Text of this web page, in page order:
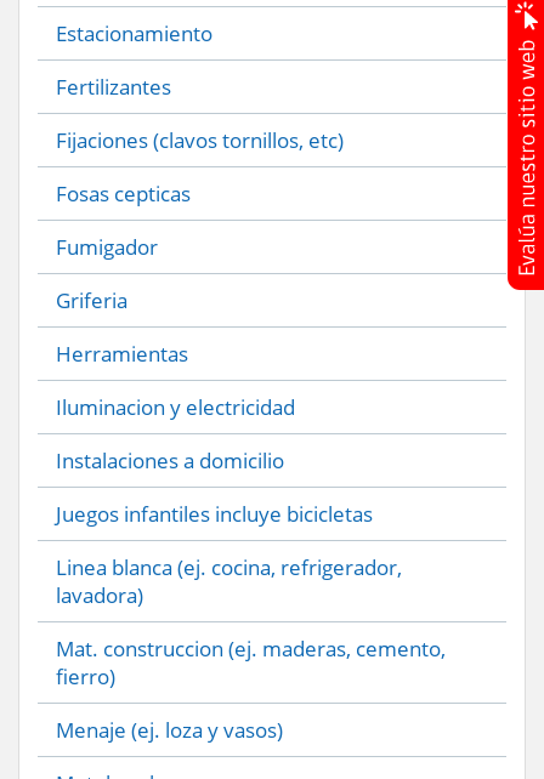
Estacionamiento
Fertilizantes
Fijaciones (clavos tornillos, etc)
Fosas cepticas
Fumigador
Griferia
Herramientas
Iluminacion y electricidad
Instalaciones a domicilio
Juegos infantiles incluye bicicletas
Linea blanca (ej. cocina, refrigerador,
lavadora)
Mat. construccion (ej. maderas, cemento,
fierro)
Menaje (ej. loza y vasos)